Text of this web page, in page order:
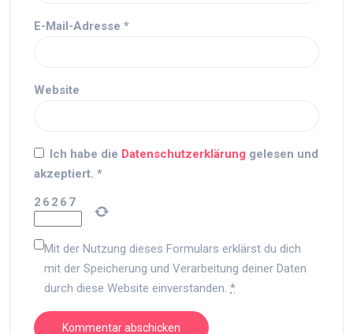
E-Mail-Adresse *
Website
Ich habe die Datenschutzerklärung gelesen und
akzeptiert. *
2 6 2 6 7
Mit der Nutzung dieses Formulars erklärst du dich
mit der Speicherung und Verarbeitung deiner Daten
durch diese Website einverstanden. *